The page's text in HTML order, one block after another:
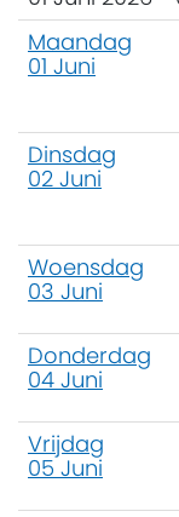
Maandag
01 Juni
Dinsdag
02 Juni
Woensdag
03 Juni
Donderdag
04 Juni
Vrijdag
05 Juni